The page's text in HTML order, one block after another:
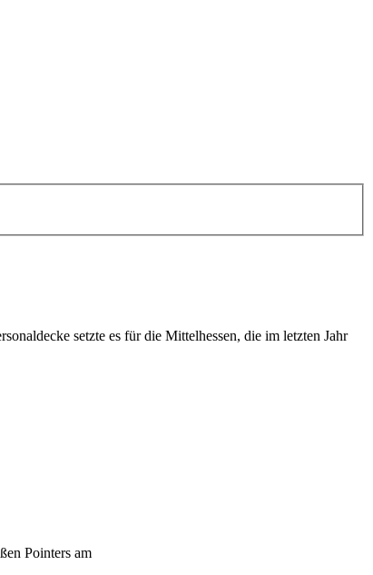
setzte es für die Mittelhessen, die im letzten Jahr
Pointers am